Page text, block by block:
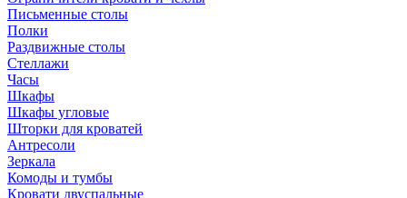
Письменные столы
Полки
Раздвижные столы
Стеллажи
Часы
Шкафы
Шкафы угловые
Шторки для кроватей
Антресоли
Зеркала
Комоды и тумбы
Кровати двуспальные